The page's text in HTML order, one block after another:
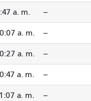
a. m. --
a. m. --
a. m. --
a. m. --
a. m. --